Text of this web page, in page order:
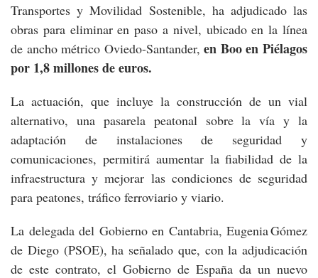
Transportes y Movilidad Sostenible, ha adjudicado las
obras para eliminar en paso a nivel, ubicado en la línea
de ancho métrico Oviedo-Santander,en Boo en Piélagos
por 1,8 millones de euros.
La actuación, que incluye la construcción de un vial
alternativo, una pasarela peatonal sobre la vía y la
adaptación de instalaciones de seguridad y
comunicaciones, permitirá aumentar la fiabilidad de la
infraestructura y mejorar las condiciones de seguridad
para peatones, tráfico ferroviario y viario.
La delegada del Gobierno en Cantabria, Eugenia Gómez
de Diego (PSOE), ha señalado que, con la adjudicación
de este contrato, el Gobierno de España da un nuevo